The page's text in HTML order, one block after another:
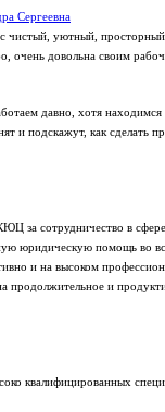
Сергеевна
чистый, уютный,
очень довольна своим
давно, хотя
и подскажут, как сделать
за сотрудничество в
юридическую помощь во
и на высоком
продолжительное и
квалифицированных